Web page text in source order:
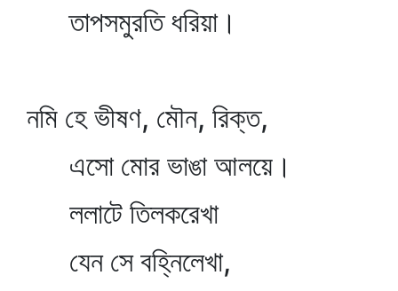
তাপসমুরতি ধরিয়া।
নমি হে ভীষণ, মৌন, রিক্ত,
এসো মোর ভাঙা আলয়ে।
ললাটে তিলকরেখা
যেন সে বহ্নিলেখা,